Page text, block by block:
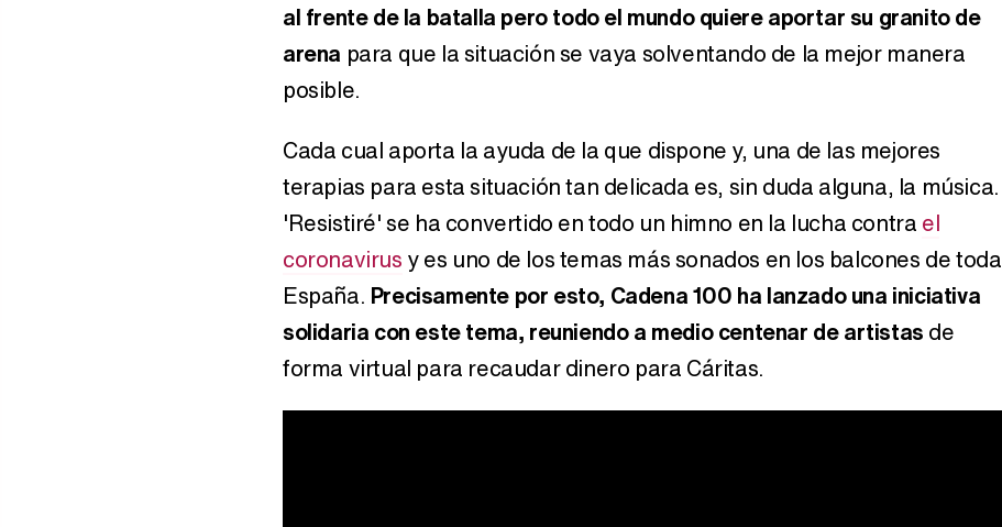
Manu Baqueiro: "Tuve como referente a Bruce Willis en 'Luz de Luna' para mi trabajo en la serie 'Perdiendo el juicio'"
Magdalena de Suecia responde a las críticas y explica por qué le han permitido lanzar su propio negocio
al frente de la batalla pero todo el mundo quiere aportar su granito de
arena para que la situación se vaya solventando de la mejor manera
posible.
Cada cual aporta la ayuda de la que dispone y, una de las mejores
terapias para esta situación tan delicada es, sin duda alguna, la música.
'Resistiré' se ha convertido en todo un himno en la lucha contra el
coronavirus y es uno de los temas más sonados en los balcones de toda
España. Precisamente por esto, Cadena 100 ha lanzado una iniciativa
solidaria con este tema, reuniendo a medio centenar de artistas de
forma virtual para recaudar dinero para Cáritas.